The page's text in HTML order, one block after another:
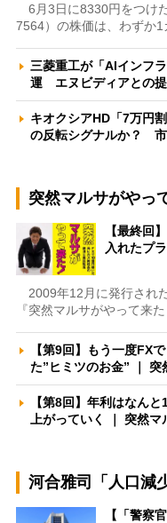
6月3日に8330円をつけ
7564）の株価は、わずか
三菱重工が「AIインフ
運 エヌビディアとの
キオクシアHD「7万円
の反転シグナルか？
突然マルサがやっ
【最終回
入れたプ
2009年12月に発行され
『突然マルサがやって来
【第9回】もう一度FX
た”ヒミツのお金” ｜
【第8回】年利はなん
上がっていく ｜ 突然
河合雅司「人口減
【「警察